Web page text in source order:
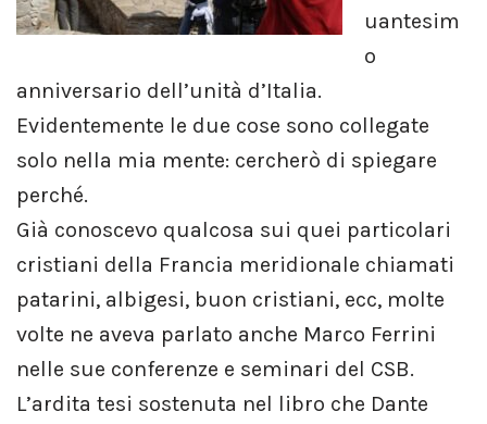
uantesim
o
anniversario dell’unità d’Italia.
Evidentemente le due cose sono collegate
solo nella mia mente: cercherò di spiegare
perché.
Già conoscevo qualcosa sui quei particolari
cristiani della Francia meridionale chiamati
patarini, albigesi, buon cristiani, ecc, molte
volte ne aveva parlato anche Marco Ferrini
nelle sue conferenze e seminari del CSB.
L’ardita tesi sostenuta nel libro che Dante